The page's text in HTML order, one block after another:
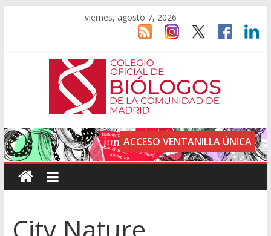
viernes, agosto 7, 2026
ACCESO VENTANILLA ÚNICA